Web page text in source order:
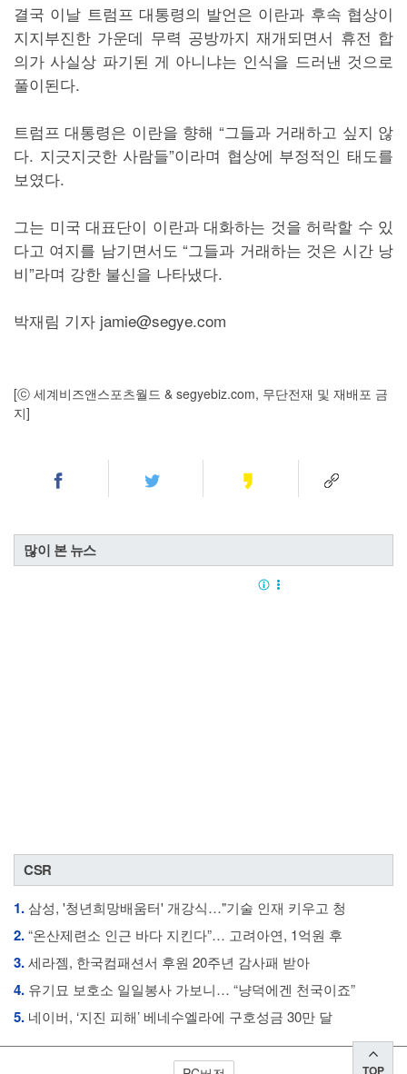
결국 이날 트럼프 대통령의 발언은 이란과 후속 협상이
지지부진한 가운데 무력 공방까지 재개되면서 휴전 합
의가 사실상 파기된 게 아니냐는 인식을 드러낸 것으로
풀이된다.
트럼프 대통령은 이란을 향해 “그들과 거래하고 싶지 않
다. 지긋지긋한 사람들”이라며 협상에 부정적인 태도를
보였다.
그는 미국 대표단이 이란과 대화하는 것을 허락할 수 있
다고 여지를 남기면서도 “그들과 거래하는 것은 시간 낭
비”라며 강한 불신을 나타냈다.
박재림 기자 jamie@segye.com
[ⓒ 세계비즈앤스포츠월드 & segyebiz.com, 무단전재 및 재배포 금
지]
많이 본 뉴스
CSR
1.삼성, '청년희망배움터' 개강식…"기술 인재 키우고 청
2.“온산제련소 인근 바다 지킨다”… 고려아연, 1억원 후
3.세라젬, 한국컴패션서 후원 20주년 감사패 받아
4. 유기묘 보호소 일일봉사 가보니… “냥덕에겐 천국이죠”
5. 네이버, ‘지진 피해’ 베네수엘라에 구호성금 30만 달
TOP